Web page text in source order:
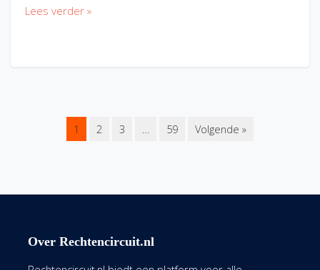
Lees verder »
1 2 3 … 59 Volgende »
Over Rechtencircuit.nl